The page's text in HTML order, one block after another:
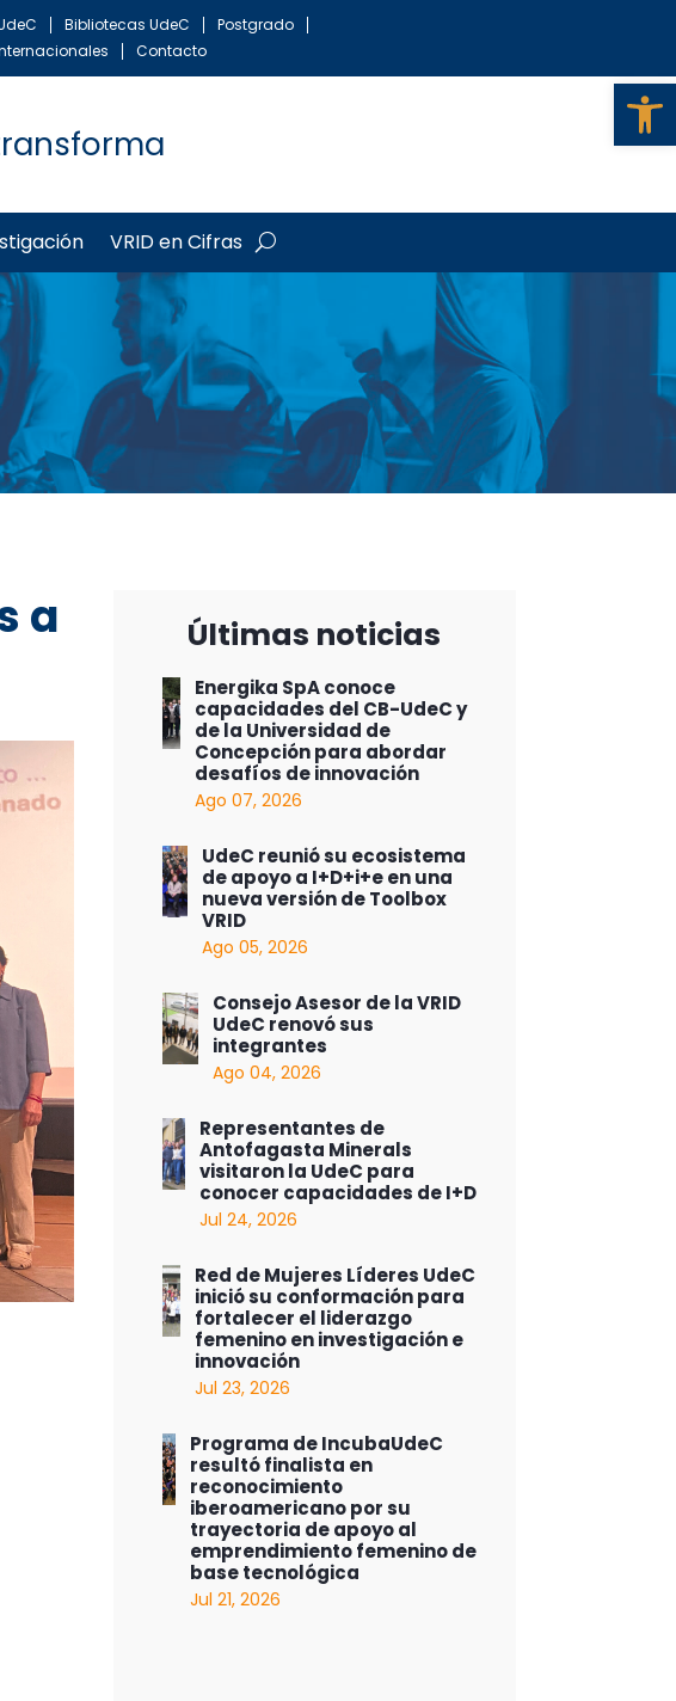
Bibliotecas UdeC
Postgrado
Contacto
VRID en Cifras
a
Últimas noticias
Energika SpA conoce
capacidades del CB-UdeC y
de la Universidad de
Concepción para abordar
desafíos de innovación
Ago 07, 2026
UdeC reunió su ecosistema
de apoyo a I+D+i+e en una
nueva versión de Toolbox
VRID
Ago 05, 2026
Consejo Asesor de la VRID
UdeC renovó sus
integrantes
Ago 04, 2026
Representantes de
Antofagasta Minerals
visitaron la UdeC para
conocer capacidades de I+D
Jul 24, 2026
Red de Mujeres Líderes UdeC
inició su conformación para
fortalecer el liderazgo
femenino en investigación e
innovación
Jul 23, 2026
Programa de IncubaUdeC
resultó finalista en
reconocimiento
iberoamericano por su
trayectoria de apoyo al
emprendimiento femenino de
base tecnológica
Jul 21, 2026